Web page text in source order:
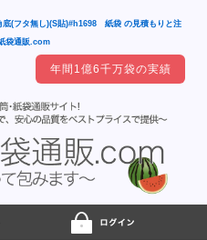
底(フタ無し)(S貼)#h1698 紙袋 の見積もりと注
袋通販.com
年間1億6千万袋の実績